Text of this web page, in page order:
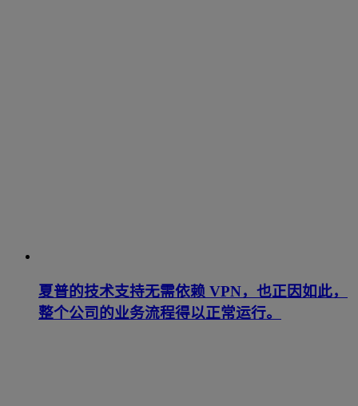
夏普的技术支持无需依赖 VPN，也正因如此，
整个公司的业务流程得以正常运行。